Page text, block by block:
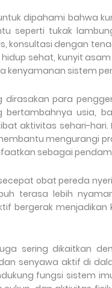
dipahami bahwa
seperti tukak
konsultasi dengan
sehat, kunyit
kenyamanan sistem
para
bertambahnya usia,
aktivitas sehari-hari.
mengurangi
sebagai
obat pereda
terasa lebih
bergerak
sering dikaitkan
senyawa aktif di
fungsi sistem